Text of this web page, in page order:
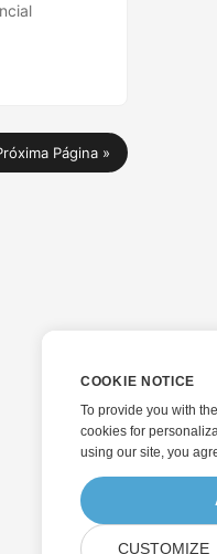
Página »
COOKIE NOTICE
To provide you with
cookies for
using our site, you
CUSTOMIZE